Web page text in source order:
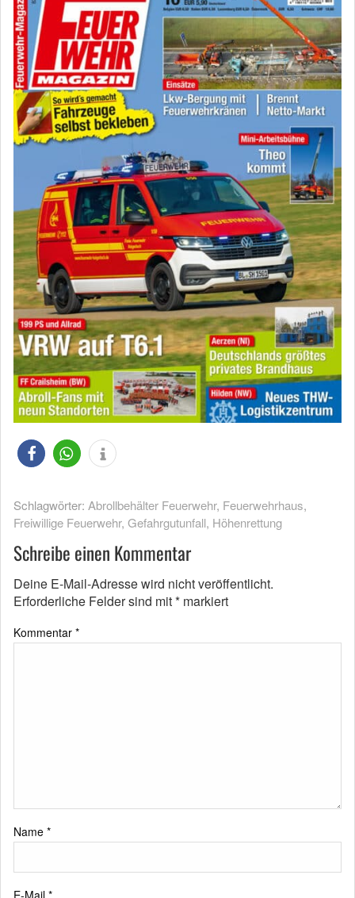
Schlagwörter: Abrollbehälter Feuerwehr, Feuerwehrhaus,
Freiwillige Feuerwehr, Gefahrgutunfall, Höhenrettung
Schreibe einen Kommentar
Deine E-Mail-Adresse wird nicht veröffentlicht.
Erforderliche Felder sind mit* markiert
Kommentar *
Name *
E-Mail *